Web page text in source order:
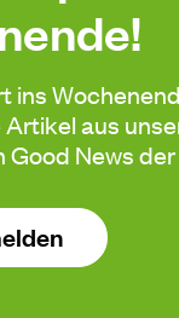
ins
aus
Good News